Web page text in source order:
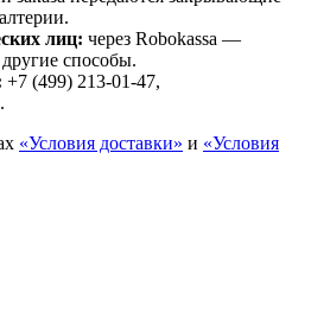
лиц: через Robokassa —
способы.
+7 (499) 213-01-47,
«Условия доставки» и «Условия